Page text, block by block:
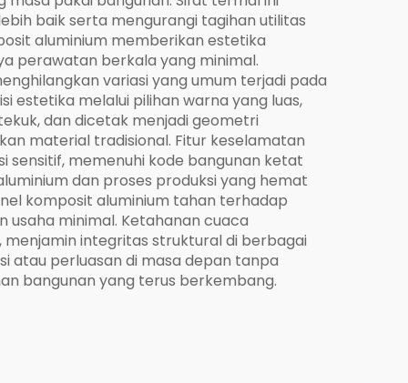
baik serta mengurangi tagihan utilitas
aluminium memberikan estetika
perawatan berkala yang minimal.
variasi yang umum terjadi pada
estetika melalui pilihan warna yang luas,
dan dicetak menjadi geometri
material tradisional. Fitur keselamatan
sensitif, memenuhi kode bangunan ketat
dan proses produksi yang hemat
komposit aluminium tahan terhadap
minimal. Ketahanan cuaca
menjamin integritas struktural di berbagai
atau perluasan di masa depan tanpa
bangunan yang terus berkembang.